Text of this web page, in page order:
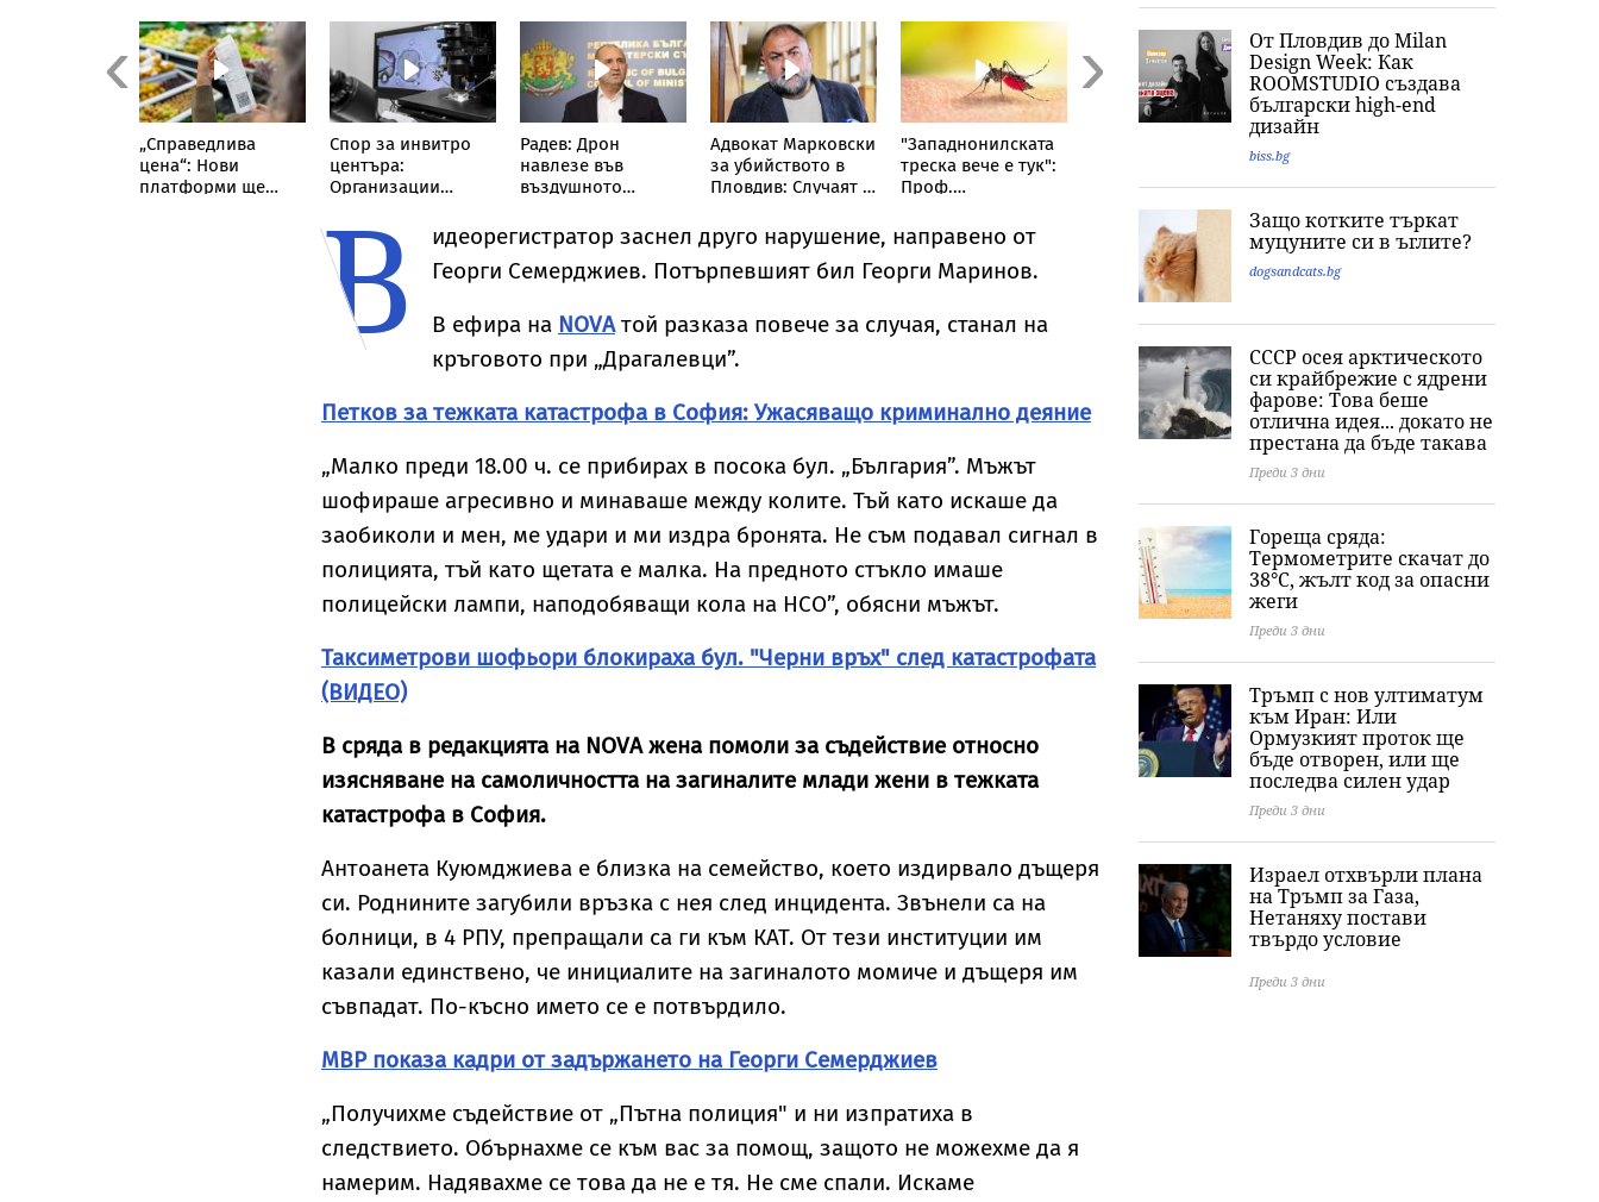
Previous
„Справедлива
цена“: Нови
платформи ще
Спор за инвитро
центъра:
Организации
промени на
здравното
министерство
Радев: Дрон
навлезе във
въздушното
България и се
взриви
Адвокат Марковски
за убийството в
Пловдив: Случаят е
такова насилие от
непълнолетни не
съм виждал
"Западнонилската
треска вече е тук":
Проф.
посочи кои хора са
най-застрашени от
заболяването
Африканската чума
по свинете не е
опасна за хората
петима от
обвинените за
разпространение
на фентанил
бившия шеф
В
идеорегистратор заснел друго нарушение, направено от
Георги Семерджиев. Потърпевшият бил Георги Маринов.
В ефира на NOVAтой разказа повече за случая, станал на
кръговото при „Драгалевци”.
Петков за тежката катастрофа в София: Ужасяващо криминално деяние
„Малко преди 18.00 ч. се прибирах в посока бул. „България”. Мъжът
шофираше агресивно и минаваше между колите. Тъй като искаше да
заобиколи и мен, ме удари и ми издра бронята. Не съм подавал сигнал в
полицията, тъй като щетата е малка. На предното стъкло имаше
полицейски лампи, наподобяващи кола на НСО”, обясни мъжът.
Таксиметрови шофьори блокираха бул. "Черни връх" след катастрофата
(ВИДЕО)
В сряда в редакцията на NOVA жена помоли за съдействие относно
изясняване на самоличността на загиналите млади жени в тежката
катастрофа в София.
Антоанета Куюмджиева е близка на семейство, което издирвало дъщеря
си. Роднините загубили връзка с нея след инцидента. Звънели са на
болници, в 4 РПУ, препращали са ги към КАТ. От тези институции им
казали единствено, че инициалите на загиналото момиче и дъщеря им
съвпадат. По-късно името се е потвърдило.
МВР показа кадри от задържането на Георги Семерджиев
„Получихме съдействие от „Пътна полиция" и ни изпратиха в
следствието. Обърнахме се към вас за помощ, защото не можехме да я
намерим. Надявахме се това да не е тя. Не сме спали. Искаме
От Пловдив до Milan
Design Week: Как
ROOMSTUDIO създава
български high-end
дизайн
biss.bg
Защо котките търкат
муцуните си в ъглите?
dogsandcats.bg
СССР осея арктическото
си крайбрежие с ядрени
фарове: Това беше
отлична идея... докато не
престана да бъде такава
Преди 3 дни
Гореща сряда:
Термометрите скачат до
38°C, жълт код за опасни
жеги
Преди 3 дни
Тръмп с нов ултиматум
към Иран: Или
Ормузкият проток ще
бъде отворен, или ще
последва силен удар
Преди 3 дни
Израел отхвърли плана
на Тръмп за Газа,
Нетаняху постави
твърдо условие
Преди 3 дни